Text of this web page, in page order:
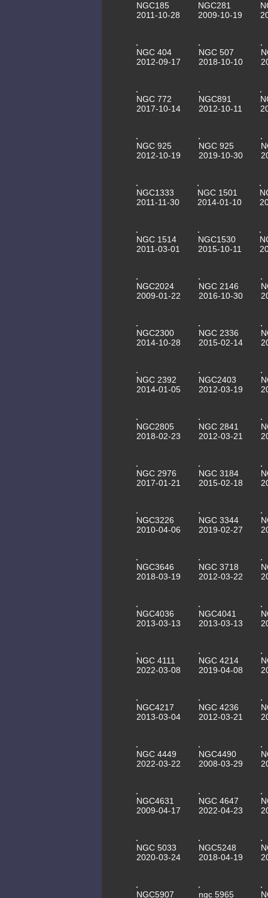
NGC185
2011-10-28
NGC281
2009-10-19
NGC 404
2012-09-17
NGC 507
2018-10-10
NGC 772
2017-10-14
NGC891
2012-10-11
NGC 925
2012-10-19
NGC 925
2019-10-30
NGC1333
2011-11-30
NGC 1501
2014-01-10
NGC 1514
2011-03-01
NGC1530
2015-10-11
NGC2024
2009-01-22
NGC 2146
2016-10-30
NGC2300
2014-10-28
NGC 2336
2015-02-14
NGC 2392
2014-01-05
NGC2403
2012-03-19
NGC2805
2018-02-23
NGC 2841
2012-03-21
NGC 2976
2017-01-21
NGC 3184
2015-02-18
NGC3226
2010-04-06
NGC 3344
2019-02-27
NGC3646
2018-03-19
NGC 3718
2012-03-22
NGC4036
2013-03-13
NGC4041
2013-03-13
NGC 4111
2022-03-08
NGC 4214
2019-04-08
NGC4217
2013-03-04
NGC 4236
2012-03-21
NGC 4449
2022-03-22
NGC4490
2008-03-29
NGC4631
2009-04-17
NGC 4647
2022-04-23
NGC 5033
2020-03-24
NGC5248
2018-04-19
NGC5907 ngc 5965